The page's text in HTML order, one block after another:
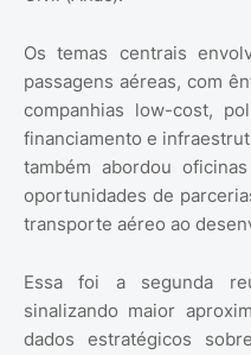
Os temas centrais
passagens aéreas, com
companhias low-cost,
financiamento e
também abordou
oportunidades de
transporte aéreo ao
Essa foi a segunda
sinalizando maior
dados estratégicos